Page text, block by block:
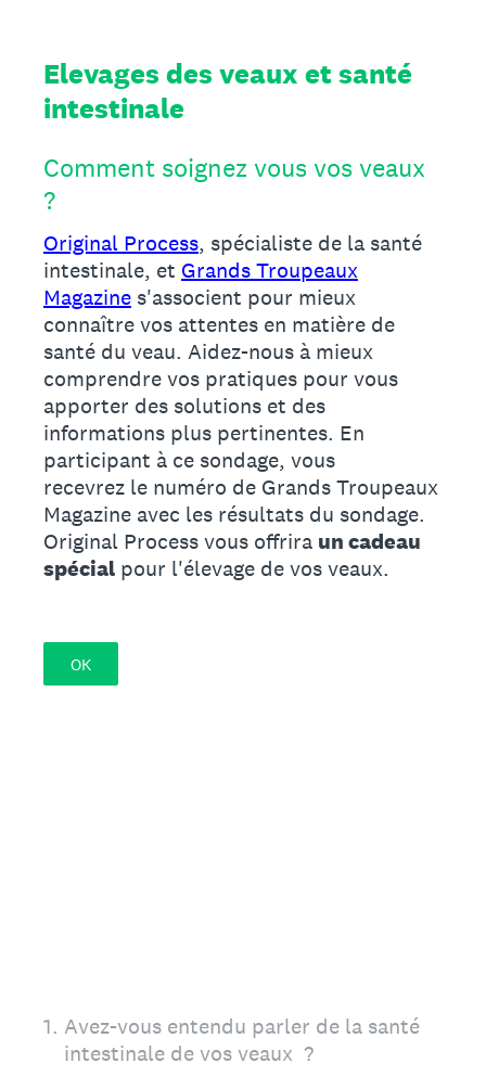
Elevages des veaux et santé
intestinale
Comment soignez vous vos veaux
?
Original Process, spécialiste de la santé
intestinale, et Grands Troupeaux
Magazine s'associent pour mieux
connaître vos attentes en matière de
santé du veau. Aidez-nous à mieux
comprendre vos pratiques pour vous
apporter des solutions et des
informations plus pertinentes. En
participant à ce sondage, vous
recevrez le numéro de Grands Troupeaux
Magazine avec les résultats du sondage.
Original Process vous offrira un cadeau
spécial pour l'élevage de vos veaux.
OK
1. Avez-vous entendu parler de la santé
intestinale de vos veaux ?